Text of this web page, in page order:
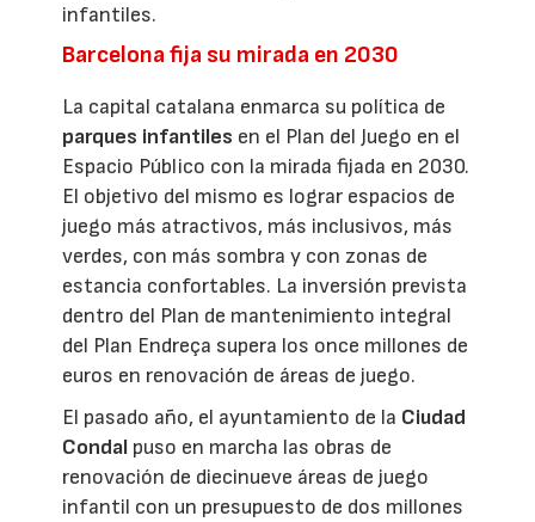
infantiles.
Barcelona fija su mirada en 2030
La capital catalana enmarca su política de
parques infantiles en el Plan del Juego en el
Espacio Público con la mirada fijada en 2030.
El objetivo del mismo es lograr espacios de
juego más atractivos, más inclusivos, más
verdes, con más sombra y con zonas de
estancia confortables. La inversión prevista
dentro del Plan de mantenimiento integral
del Plan Endreça supera los once millones de
euros en renovación de áreas de juego.
El pasado año, el ayuntamiento de la Ciudad
Condal puso en marcha las obras de
renovación de diecinueve áreas de juego
infantil con un presupuesto de dos millones